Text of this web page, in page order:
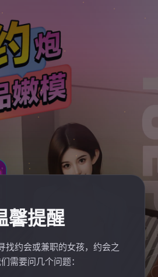
馨提醒
找约会或兼职的女孩，约会之
需要问几个问题：